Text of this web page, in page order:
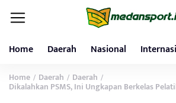
Home Daerah Nasional
Home / Daerah / Daerah /
Dikalahkan PSMS, Ini Ungkapan Berkelas